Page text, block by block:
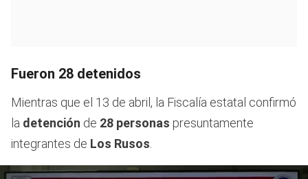
Fueron 28 detenidos
Mientras que el 13 de abril, la Fiscalía estatal confirmó
la detención de 28 personas presuntamente
integrantes de Los Rusos